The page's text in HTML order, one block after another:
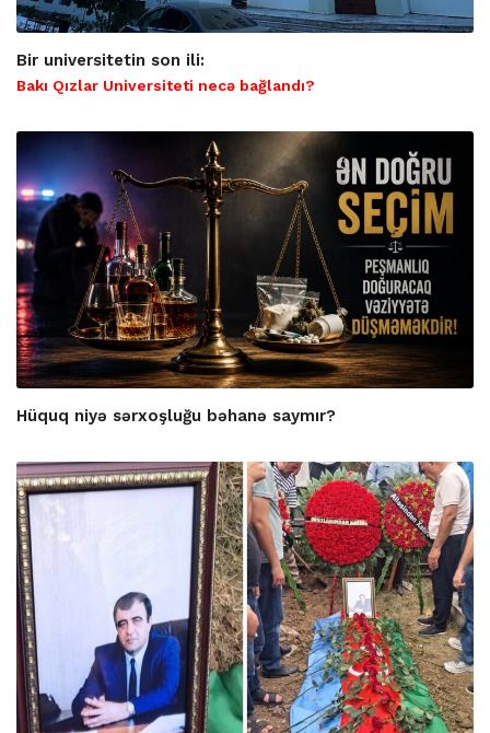
Bir universitetin son ili:
Bakı Qızlar Universiteti necə bağlandı?
Hüquq niyə sərxoşluğu bəhanə saymır?